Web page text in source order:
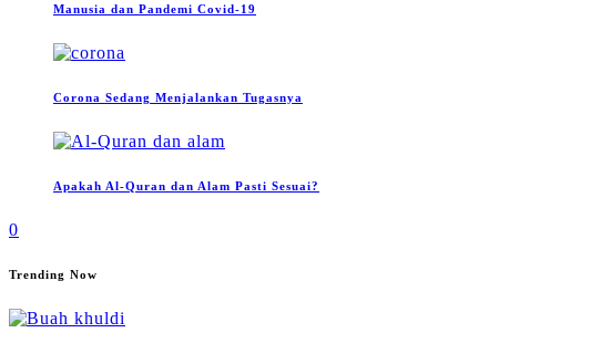
Manusia dan Pandemi Covid-19
Corona Sedang Menjalankan Tugasnya
Apakah Al-Quran dan Alam Pasti Sesuai?
0
Trending Now